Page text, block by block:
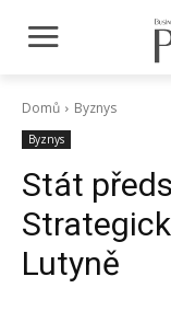
Domů Byznys
Byznys
Stát
Lutyně